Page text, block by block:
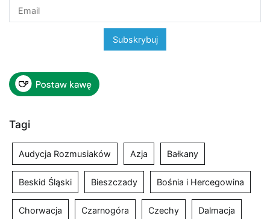
Tagi
Audycja Rozmusiaków Azja Bałkany
Beskid Śląski Bieszczady Bośnia i Hercegowina
Chorwacja Czarnogóra Czechy Dalmacja